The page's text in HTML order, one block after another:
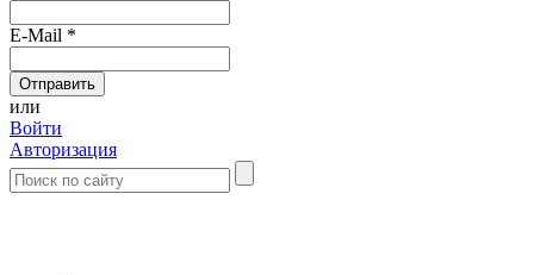
E-Mail *
или
Войти
Авторизация